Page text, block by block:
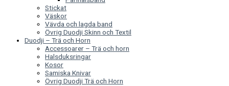
Stickat
Väskor
Vävda och lagda band
Övrig Duodji Skinn och Textil
Duodji – Trä och Horn
Accessoarer – Trä och horn
Halsduksringar
Kosor
Samiska Knivar
Övrig Duodji Trä och Horn